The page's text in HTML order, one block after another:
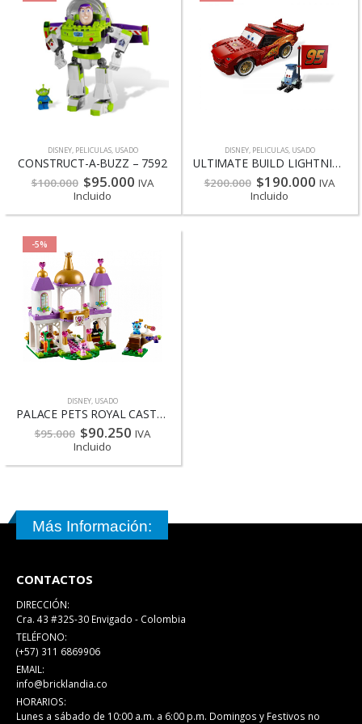
DISNEY, PELICULAS, USADO
CONSTRUCT-A-BUZZ – 7592
$100.000 $95.000 IVA
Incluido
DISNEY, PELICULAS, USADO
ULTIMATE BUILD LIGHTNING MCQUEEN – 8484
$200.000 $190.000 IVA
Incluido
-5%
DISNEY, USADO
PALACE PETS ROYAL CASTLE – 41142
$95.000 $90.250 IVA
Incluido
Más Información:
CONTACTOS
DIRECCIÓN:
Cra. 43 #32S-30 Envigado - Colombia
TELÉFONO:
(+57) 311 6869906
EMAIL:
info@bricklandia.co
HORARIOS:
Lunes a sábado de 10:00 a.m. a 6:00 p.m. Domingos y Festivos no